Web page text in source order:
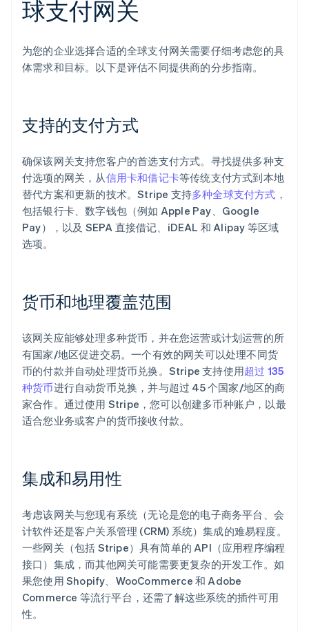
球支付网关
为您的企业选择合适的全球支付网关需要仔细考虑您的具
体需求和目标。以下是评估不同提供商的分步指南。
支持的支付方式
确保该网关支持您客户的首选支付方式。寻找提供多种支
付选项的网关，从信用卡和借记卡等传统支付方式到本地
替代方案和更新的技术。Stripe 支持多种全球支付方式 ，
包括银行卡、数字钱包（例如 Apple Pay、Google
Pay），以及 SEPA 直接借记、iDEAL 和 Alipay 等区域
选项。
货币和地理覆盖范围
该网关应能够处理多种货币，并在您运营或计划运营的所
有国家/地区促进交易。一个有效的网关可以处理不同货
币的付款并自动处理货币兑换。Stripe 支持使用超过 135
种货币进行自动货币兑换，并与超过 45 个国家/地区的商
家合作。通过使用 Stripe，您可以创建多币种账户，以最
适合您业务或客户的货币接收付款。
集成和易用性
考虑该网关与您现有系统（无论是您的电子商务平台、会
计软件还是客户关系管理 (CRM) 系统）集成的难易程度。
一些网关（包括 Stripe）具有简单的 API（应用程序编程
接口）集成，而其他网关可能需要更复杂的开发工作。如
果您使用 Shopify、WooCommerce 和 Adobe
Commerce 等流行平台，还需了解这些系统的插件可用
性。